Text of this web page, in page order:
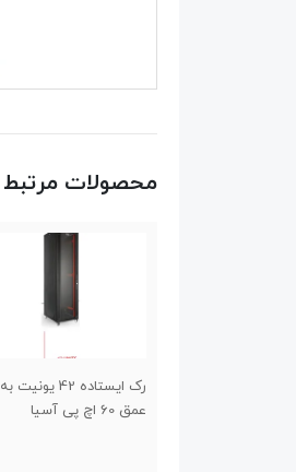
محصولات مرتبط
رک ایستاده 37 یونیت به
عمق 80 اچ پی آسیا